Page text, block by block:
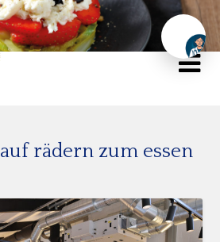
auf rädern zum essen
Chat